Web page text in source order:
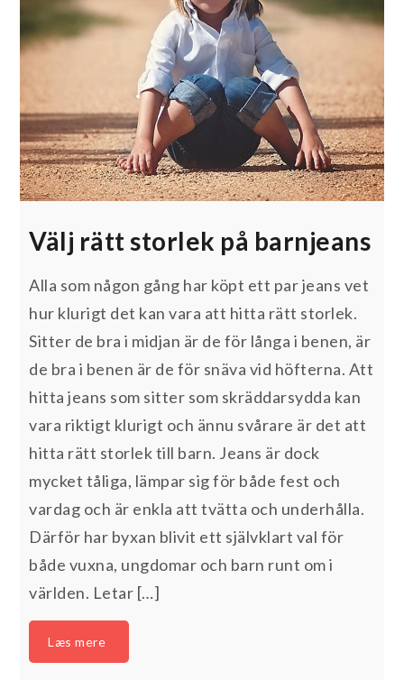
Välj rätt storlek på barnjeans
Alla som någon gång har köpt ett par jeans vet
hur klurigt det kan vara att hitta rätt storlek.
Sitter de bra i midjan är de för långa i benen, är
de bra i benen är de för snäva vid höfterna. Att
hitta jeans som sitter som skräddarsydda kan
vara riktigt klurigt och ännu svårare är det att
hitta rätt storlek till barn. Jeans är dock
mycket tåliga, lämpar sig för både fest och
vardag och är enkla att tvätta och underhålla.
Därför har byxan blivit ett självklart val för
både vuxna, ungdomar och barn runt om i
världen. Letar […]